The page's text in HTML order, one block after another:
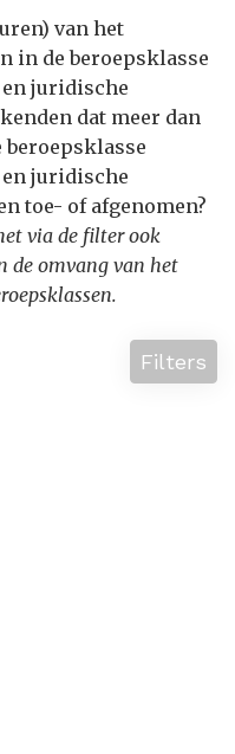
van het
in de beroepsklasse
juridische
dat meer dan
beroepsklasse
juridische
toe- of afgenomen?
via de filter ook
omvang van het
Filters